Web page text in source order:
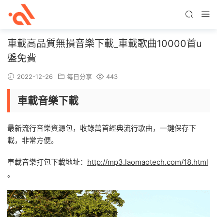
車載高品質無損音樂下載_車載歌曲10000首u
盤免費
2022-12-26 每日分享 443
車載音樂下載
最新流行音樂資源包，收錄萬首經典流行歌曲，一鍵保存下
載，非常方便。
車載音樂打包下載地址： http://mp3.laomaotech.com/18.html
。